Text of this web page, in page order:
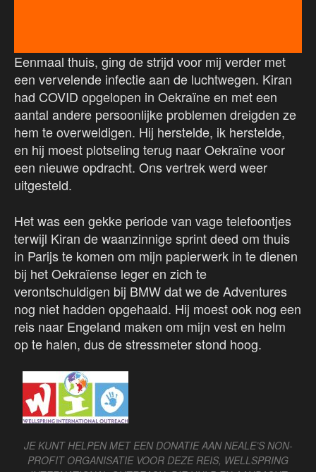
Eenmaal thuis, ging de strijd voor mij verder met
een vervelende infectie aan de luchtwegen. Kiran
had COVID opgelopen in Oekraïne en met een
aantal andere persoonlijke problemen dreigden ze
hem te overweldigen. Hij herstelde, ik herstelde,
en hij moest plotseling terug naar Oekraïne voor
een nieuwe opdracht. Ons vertrek werd weer
uitgesteld.
Het was een gekke periode van vage telefoontjes
terwijl Kiran de waanzinnige sprint deed om thuis
in Parijs te komen om mijn papierwerk in te dienen
bij het Oekraïense leger en zich te
verontschuldigen bij BMW dat we de Adventures
nog niet hadden opgehaald. Hij moest ook nog een
reis naar Engeland maken om mijn vest en helm
op te halen, dus de stressmeter stond hoog.
JE KUNT HELPEN MET EEN DONATIE AAN NEALE’S NON-
PROFIT ORGANISATIE VOOR DEZE REIS, WELLSPRING